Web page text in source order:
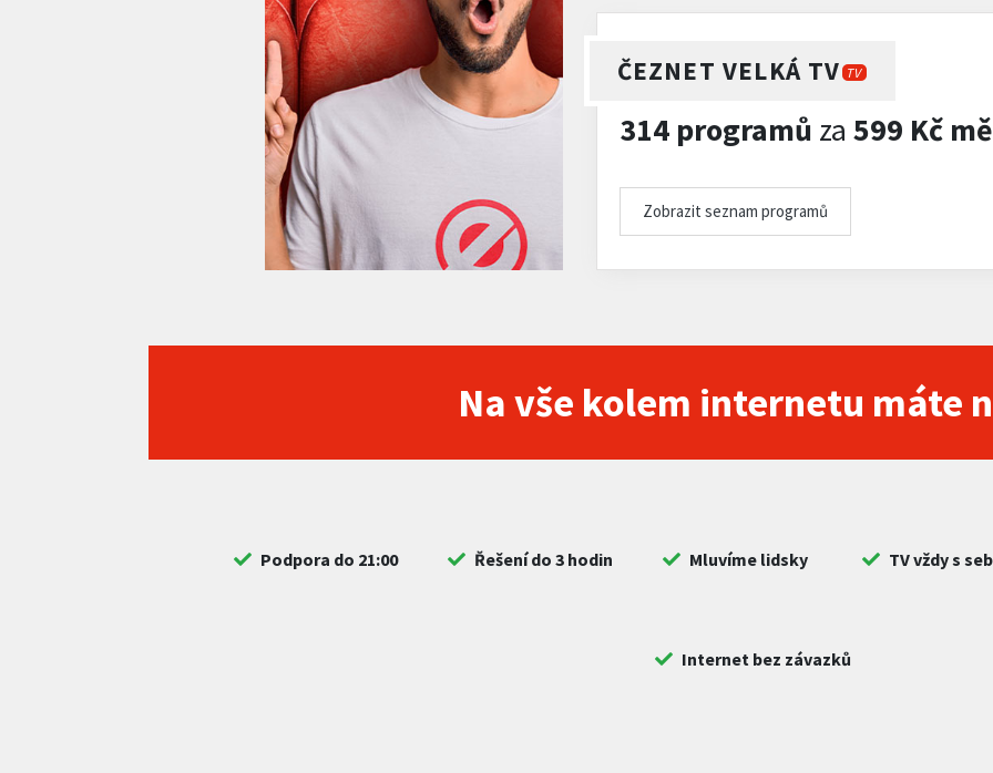
ČEZNET VELKÁ TV TV
314 programů za 599 Kč
Zobrazit seznam programů
Na vše kolem internetu máte
Podpora do 21:00 Řešení do 3 hodin Mluvíme lidsky TV vždy s
Internet bez závazků